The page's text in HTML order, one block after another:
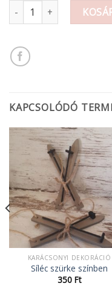
Dekor filc A/4 Karácsonyi
KAPCSOLÓDÓ
KARÁCSONYI DEKORÁCIÓ
Síléc szürke színben
350 Ft